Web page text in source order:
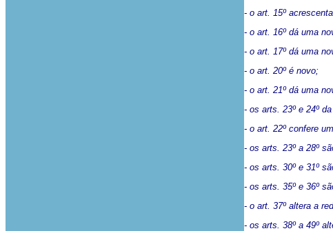
- o art. 15º
- o art. 16º dá uma
- o art. 17º dá uma
- o art. 20º é novo;
- o art. 21º dá uma
- os arts. 23º e 24º
- o art. 22º confere
- os arts. 23º a 28º
- os arts. 30º e 31º
- os arts. 35º e 36º
- o art. 37º altera a
- os arts. 38º a 49º